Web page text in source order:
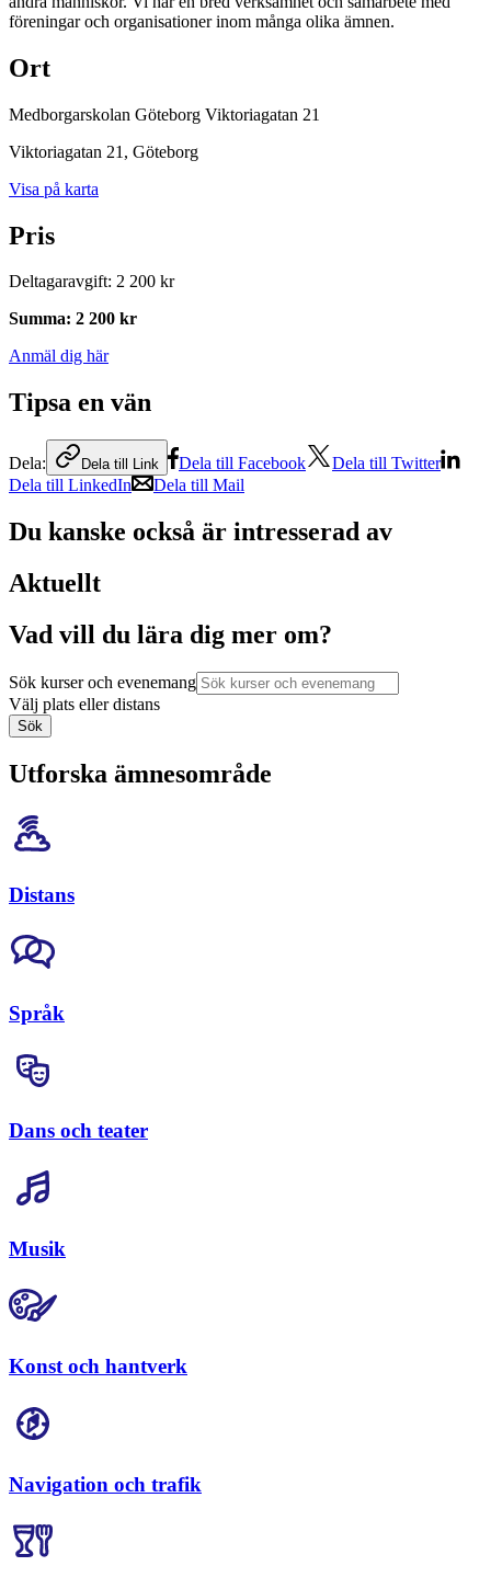
föreningar och organisationer inom många olika ämnen.
Ort
Medborgarskolan Göteborg Viktoriagatan 21
Viktoriagatan 21 , Göteborg
Visa på karta
Pris
Deltagaravgift: 2 200 kr
Summa: 2 200 kr
Anmäl dig här
Tipsa en vän
Dela: Dela till Link Dela till Facebook
Dela till Twitter
Dela till LinkedIn
Dela till Mail
Du kanske också är intresserad av
Aktuellt
Vad vill du lära dig mer om?
Sök kurser och evenemang
Välj plats eller distans
Sök
Utforska ämnesområde
Distans
Språk
Dans och teater
Musik
Konst och hantverk
Navigation och trafik